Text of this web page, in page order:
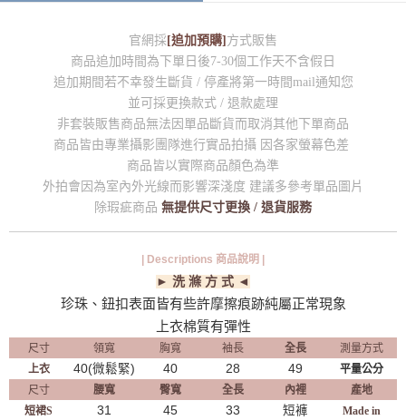
官網採 [追加預購] 方式販售
商品追加時間為下單日後7-30個工作天不含假日
追加期間若不幸發生斷貨 / 停產將第一時間mail通知您
並可採更換款式 / 退款處理
非套裝販售商品無法因單品斷貨而取消其他下單商品
商品皆由專業攝影團隊進行實品拍攝 因各家螢幕色差
商品皆以實際商品顏色為準
外拍會因為室內外光線而影響深淺度 建議多參考單品圖片
除瑕疵商品 無提供尺寸更換 / 退貨服務
| Descriptions 商品說明 |
► 洗 滌 方 式 ◄
珍珠、鈕扣表面皆有些許摩擦痕跡純屬正常現象
上衣棉質有彈性
尺寸 領寬 胸寬 袖長 全長
測量方式
上衣
40(微鬆緊) 40 28 49
平量公分
尺寸
腰寬 臀寬 全長 內裡
產地
短裙S
31
45
33 短褲
Made in